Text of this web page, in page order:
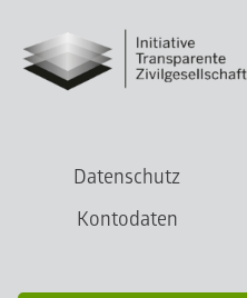
Datenschutz
Kontodaten